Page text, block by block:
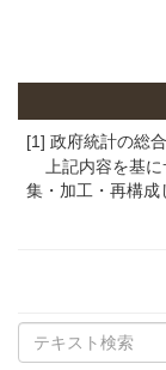
[1] 政府統計の総
上記内容を基に
集・加工・再構成